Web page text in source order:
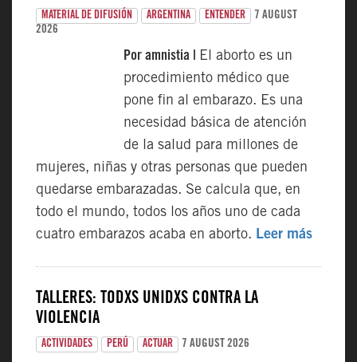
MATERIAL DE DIFUSIÓN ARGENTINA ENTENDER
7 AUGUST
2026
Por amnistia | El aborto es un
procedimiento médico que
pone fin al embarazo. Es una
necesidad básica de atención
de la salud para millones de
mujeres, niñas y otras personas que pueden
quedarse embarazadas. Se calcula que, en
todo el mundo, todos los años uno de cada
cuatro embarazos acaba en aborto. Leer más
TALLERES: TODXS UNIDXS CONTRA LA
VIOLENCIA
ACTIVIDADES PERÚ ACTUAR 7 AUGUST 2026